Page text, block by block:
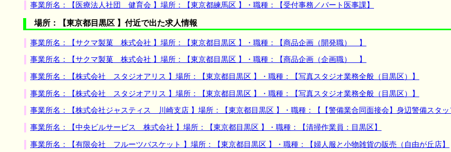
事業所名：【医療法人社団 健育会 】場所：【東京都練馬区 】・職種：【受付事務／パート医事課】
場所：【東京都目黒区 】付近で出た求人情報
事業所名：【サクマ製菓 株式会社 】場所：【東京都目黒区 】・職種：【商品企画（開発職） 】
事業所名：【サクマ製菓 株式会社 】場所：【東京都目黒区 】・職種：【商品企画（企画職） 】
事業所名：【株式会社 スタジオアリス 】場所：【東京都目黒区 】・職種：【写真スタジオ業務全般（目黒区）】
事業所名：【株式会社 スタジオアリス 】場所：【東京都目黒区 】・職種：【写真スタジオ業務全般（目黒区）】
事業所名：【株式会社ジャスティス 川崎支店 】場所：【東京都目黒区 】・職種：【【警備業合同面接会】身辺警備スタッ
事業所名：【中央ビルサービス 株式会社 】場所：【東京都目黒区 】・職種：【清掃作業員：目黒区】
事業所名：【有限会社 フルーツバスケット 】場所：【東京都目黒区 】・職種：【婦人服と小物雑貨の販売（自由が丘店】